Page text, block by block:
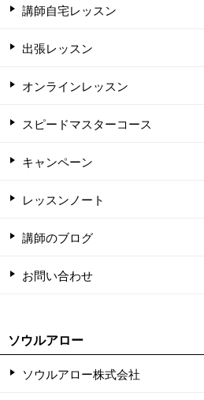
講師自宅レッスン
出張レッスン
オンラインレッスン
スピードマスターコース
キャンペーン
レッスンノート
講師のブログ
お問い合わせ
ソウルアロー
ソウルアロー株式会社